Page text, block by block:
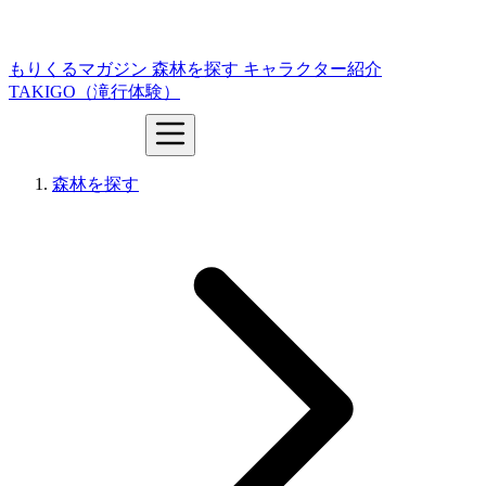
もりくるマガジン 森林を探す キャラクター紹介
TAKIGO（滝行体験）
森林を探す